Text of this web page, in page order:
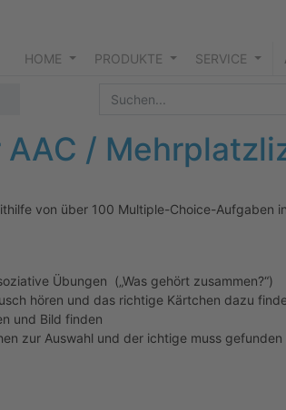
HOME PRODUKTE SERVICE
AAC /
von über 100 Multiple-Choice-Aufgaben
Übungen („Was gehört zusammen?“)
hören und das richtige Kärtchen dazu
und Bild finden
zur Auswahl und der ichtige muss gefunden